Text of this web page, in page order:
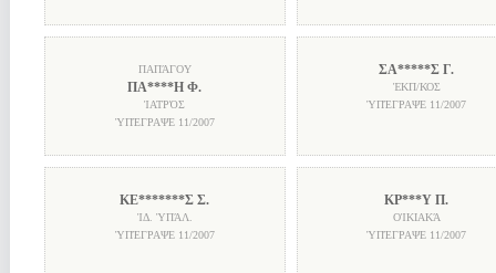
ΠΑΠΆΓΟΥ
ΠΑ****Η Φ.
ἸΑΤΡΌΣ
ὙΠΈΓΡΑΨΕ 11/2007
ΣΑ*****Σ Γ.
ἘΚΠ/ΚΟΣ
ὙΠΈΓΡΑΨΕ 11/2007
ΚΕ*******Σ Σ.
ἸΔ. ὙΠΆΛ.
ὙΠΈΓΡΑΨΕ 11/2007
ΚΡ***Υ Π.
ΟἸΚΙΑΚΆ
ὙΠΈΓΡΑΨΕ 11/2007